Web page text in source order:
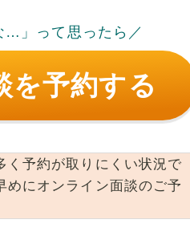
…」って思ったら／
を予約する
く予約が取りにくい状況で
めにオンライン面談のご予